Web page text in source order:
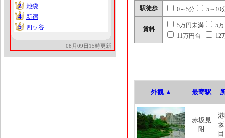
2
2
池袋
4
4
新宿
5
5 四ッ谷
08月09日15時更新
駅徒歩 0～5分 5～10
賃料
5万円未満
5
11万円台
12
外観 ▲ 最寄駅
赤坂見
附
目